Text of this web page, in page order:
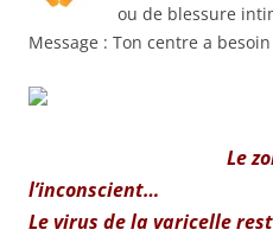
ou de blessure
Message : Ton centre a
Le
l’inconscient…
Le virus de la varicelle